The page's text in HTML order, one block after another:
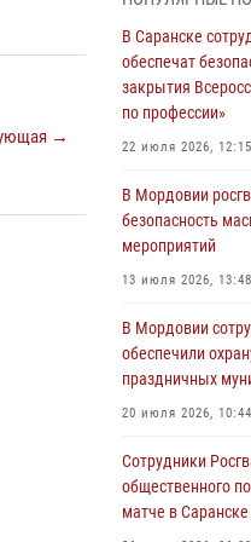
→
В Мордовии
Росгвардии
посвящённых 25-
Ушакова
06 августа 2026,
В Саранске
задержали
имущество в кафе
06 августа 2026,
В Саранске по
правоохранители
незамедлительно
05 августа 2026,
В Саранске
задержали
причинении
В Саранске
обеспечат
закрытия
по профессии»
22 июля 2026, 12:15
В Мордовии
безопасность
мероприятий
13 июля 2026, 13:48
В Мордовии
обеспечили
праздничных
20 июля 2026, 10:44
Сотрудники
общественного
матче в Саранске